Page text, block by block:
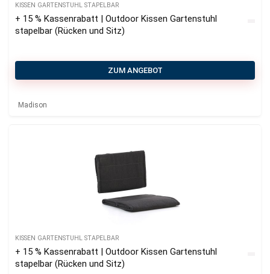
KISSEN GARTENSTUHL STAPELBAR
+ 15 % Kassenrabatt | Outdoor Kissen Gartenstuhl
stapelbar (Rücken und Sitz)
ZUM ANGEBOT
Madison
KISSEN GARTENSTUHL STAPELBAR
+ 15 % Kassenrabatt | Outdoor Kissen Gartenstuhl
stapelbar (Rücken und Sitz)